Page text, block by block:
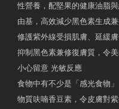
性營養，配堅果的健康油脂
由基，高效減少黑色素生成
修護紫外線受損肌膚、延緩
抑制黑色素兼修復膚質，令美
小心留意 光敏反應
食物中有不少是「感光食物
物質呋喃香豆素，令皮膚對